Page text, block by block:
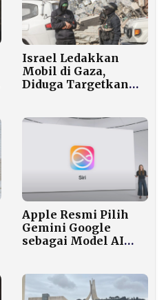
Israel Ledakkan
Mobil di Gaza,
Diduga Targetkan
Apple Resmi Pilih
Gemini Google
sebagai Model AI